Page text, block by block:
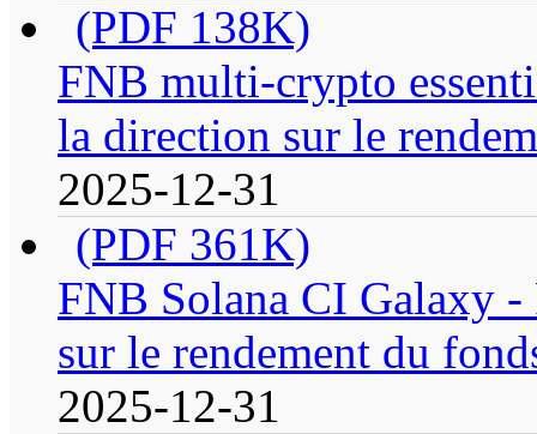
(PDF 138K)
FNB multi-crypto
la direction sur le
2025-12-31
(PDF 361K)
FNB Solana CI Galaxy
sur le rendement du
2025-12-31